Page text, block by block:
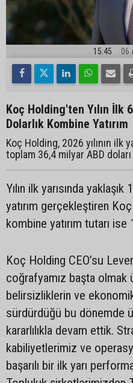
15:45 06
Koç Holding'ten Yılın İlk
Dolarlık Kombine Yatırım
Koç Holding, 2026 yılının ilk
toplam 36,4 milyar ABD
Yılın ilk yarısında
yatırım gerçekleştiren
kombine yatırım tutarı ise
Koç Holding CEO’su
coğrafyamız başta olmak
belirsizliklerin ve
sürdürdüğü bu dönemde
kararlılıkla devam ettik.
kabiliyetlerimiz ve
başarılı bir ilk yarı